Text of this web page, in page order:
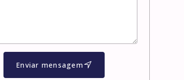
Enviar mensagem